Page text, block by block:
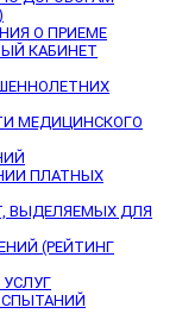
О ПРИЕМЕ
КАБИНЕТ
МЕДИЦИНСКОГО
ПЛАТНЫХ
ВЫДЕЛЯЕМЫХ ДЛЯ
(РЕЙТИНГ